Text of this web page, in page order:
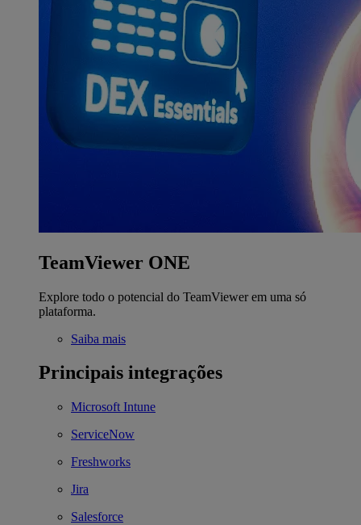
TeamViewer ONE
Explore todo o potencial do TeamViewer em uma só
plataforma.
Saiba mais
Principais integrações
Microsoft Intune
ServiceNow
Freshworks
Jira
Salesforce